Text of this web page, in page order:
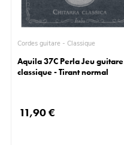
Cordes guitare - Classique
Aquila 37C Perla Jeu guitare
classique - Tirant normal
11,90 €